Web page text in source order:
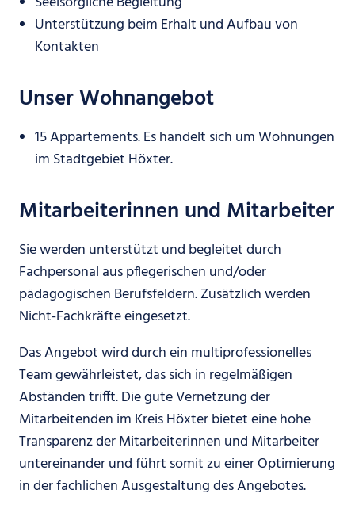
Unterstützung beim Erhalt und Aufbau von
Kontakten
Unser Wohnangebot
15 Appartements. Es handelt sich um Wohnungen
im Stadtgebiet Höxter.
Mitarbeiterinnen und Mitarbeiter
Sie werden unterstützt und begleitet durch
Fachpersonal aus pflegerischen und/oder
pädagogischen Berufsfeldern. Zusätzlich werden
Nicht-Fachkräfte eingesetzt.
Das Angebot wird durch ein multiprofessionelles
Team gewährleistet, das sich in regelmäßigen
Abständen trifft. Die gute Vernetzung der
Mitarbeitenden im Kreis Höxter bietet eine hohe
Transparenz der Mitarbeiterinnen und Mitarbeiter
untereinander und führt somit zu einer Optimierung
in der fachlichen Ausgestaltung des Angebotes.